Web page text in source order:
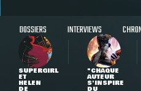
DOSSIERS INTERVIEWS
SUPERGIRL
ET
HELEN
DE
"CHAQUE
AUTEUR
S'INSPIRE
DU